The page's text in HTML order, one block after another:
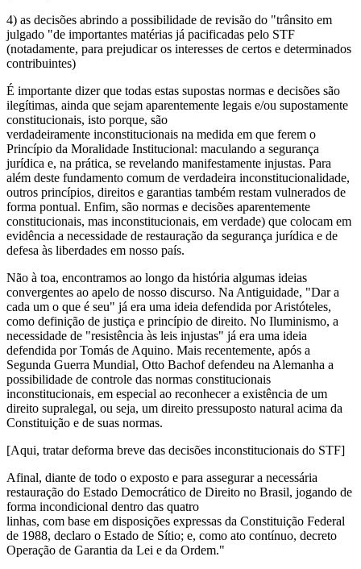
4) as decisões abrindo a possibilidade de revisão do "trânsito em
julgado "de importantes matérias já pacificadas pelo STF
(notadamente, para prejudicar os interesses de certos e determinados
contribuintes)
É importante dizer que todas estas supostas normas e decisões são
ilegítimas, ainda que sejam aparentemente legais e/ou supostamente
constitucionais, isto porque, são
verdadeiramente inconstitucionais na medida em que ferem o
Princípio da Moralidade Institucional: maculando a segurança
jurídica e, na prática, se revelando manifestamente injustas. Para
além deste fundamento comum de verdadeira inconstitucionalidade,
outros princípios, direitos e garantias também restam vulnerados de
forma pontual. Enfim, são normas e decisões aparentemente
constitucionais, mas inconstitucionais, em verdade) que colocam em
evidência a necessidade de restauração da segurança jurídica e de
defesa às liberdades em nosso país.
Não à toa, encontramos ao longo da história algumas ideias
convergentes ao apelo de nosso discurso. Na Antiguidade, "Dar a
cada um o que é seu" já era uma ideia defendida por Aristóteles,
como definição de justiça e princípio de direito. No Iluminismo, a
necessidade de "resistência às leis injustas" já era uma ideia
defendida por Tomás de Aquino. Mais recentemente, após a
Segunda Guerra Mundial, Otto Bachof defendeu na Alemanha a
possibilidade de controle das normas constitucionais
inconstitucionais, em especial ao reconhecer a existência de um
direito supralegal, ou seja, um direito pressuposto natural acima da
Constituição e de suas normas.
[Aqui, tratar deforma breve das decisões inconstitucionais do STF]
Afinal, diante de todo o exposto e para assegurar a necessária
restauração do Estado Democrático de Direito no Brasil, jogando de
forma incondicional dentro das quatro
linhas, com base em disposições expressas da Constituição Federal
de 1988, declaro o Estado de Sítio; e, como ato contínuo, decreto
Operação de Garantia da Lei e da Ordem."